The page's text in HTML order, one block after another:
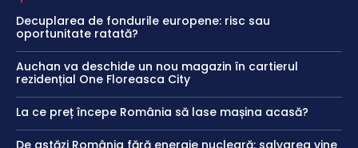
Decuplarea de fondurile europene: risc sau
oportunitate ratată?
Auchan va deschide un nou magazin în cartierul
rezidențial One Floreasca City
La ce preț începe România să lase mașina acasă?
De astăzi România fără energie nucleară: salvarea vine